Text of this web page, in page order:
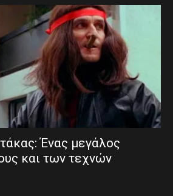
Ένας μεγάλος
και των τεχνών